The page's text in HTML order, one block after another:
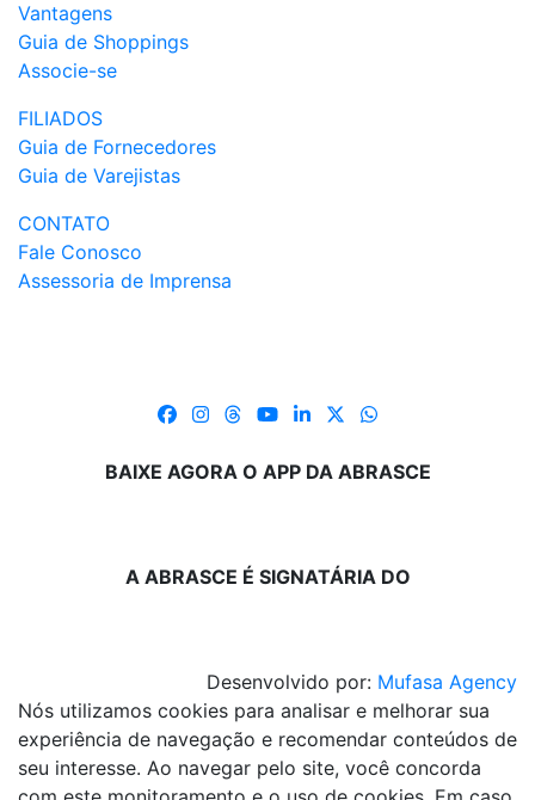
Vantagens
Guia de Shoppings
Associe-se
FILIADOS
Guia de Fornecedores
Guia de Varejistas
CONTATO
Fale Conosco
Assessoria de Imprensa
BAIXE AGORA O APP DA ABRASCE
A ABRASCE É SIGNATÁRIA DO
Desenvolvido por: Mufasa Agency
Nós utilizamos cookies para analisar e melhorar sua
experiência de navegação e recomendar conteúdos de
seu interesse. Ao navegar pelo site, você concorda